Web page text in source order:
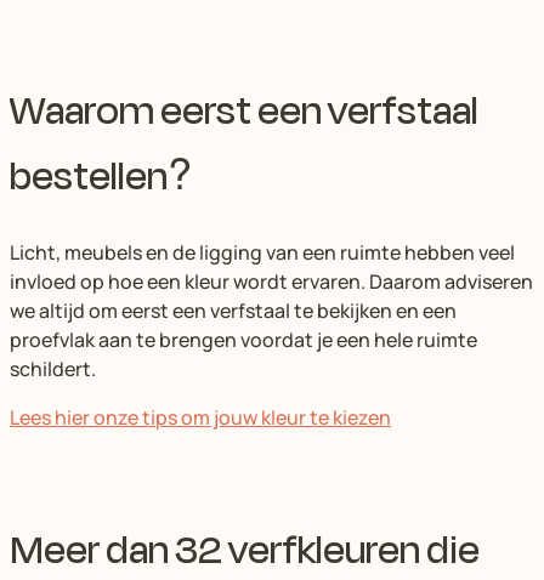
Waarom eerst een verfstaal
bestellen?
Licht, meubels en de ligging van een ruimte hebben veel
invloed op hoe een kleur wordt ervaren. Daarom adviseren
we altijd om eerst een verfstaal te bekijken en een
proefvlak aan te brengen voordat je een hele ruimte
schildert.
Lees hier onze tips om jouw kleur te kiezen
Meer dan 32 verfkleuren die